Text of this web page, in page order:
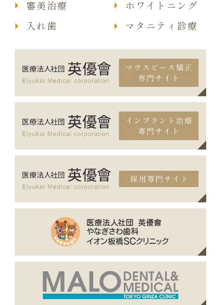
審美治療 ホワイトニング
入れ歯 マタニティ診療